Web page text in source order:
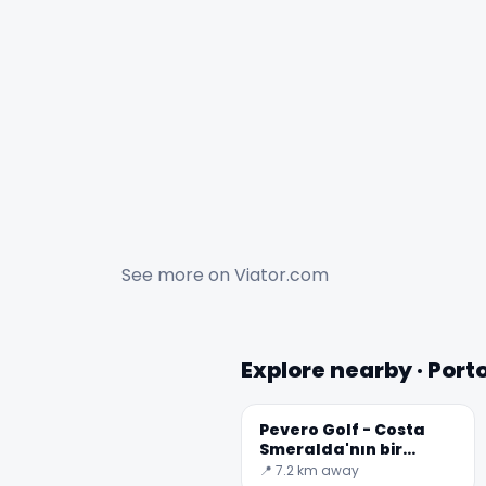
See more on Viator.com
Explore nearby ·
Pevero Golf - Costa
Smeralda'nın bir
mücevheri
📍 7.2 km away